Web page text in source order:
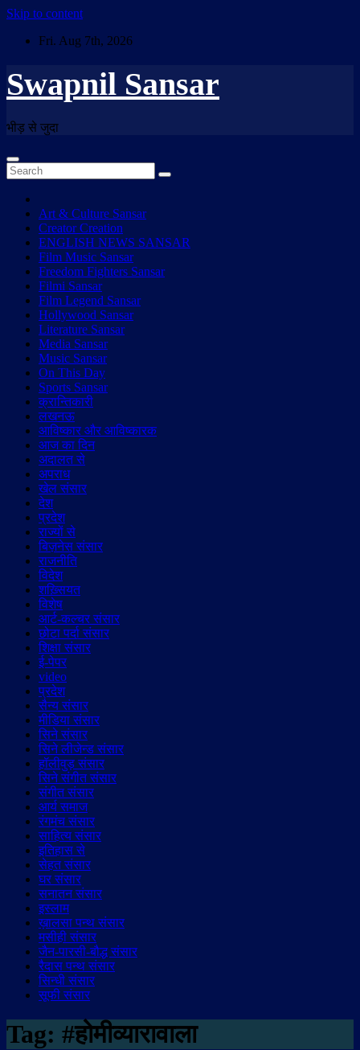
Skip to content
Fri. Aug 7th, 2026
Swapnil Sansar
भीड़ से जुदा
Art & Culture Sansar
Creator Creation
ENGLISH NEWS SANSAR
Film Music Sansar
Freedom Fighters Sansar
Filmi Sansar
Film Legend Sansar
Hollywood Sansar
Literature Sansar
Media Sansar
Music Sansar
On This Day
Sports Sansar
क्रान्तिकारी
लखनऊ
आविष्कार और आविष्कारक
आज का दिन
अदालत से
अपराध
खेल संसार
देश
प्रदेश
राज्यों से
बिज़नेस संसार
राजनीति
विदेश
शख़्सियत
विशेष
आर्ट-कल्चर संसार
छोटा पर्दा संसार
शिक्षा संसार
ई-पेपर
video
प्रदेश
सैन्य संसार
मीडिया संसार
सिने संसार
सिने लीजेन्ड संसार
हॉलीवुड़ संसार
सिने संगीत संसार
संगीत संसार
आर्य समाज
रंगमंच संसार
साहित्य संसार
इतिहास से
सेहत संसार
घर संसार
सनातन संसार
इस्लाम
ख़ालसा पन्थ संसार
मसीही संसार
जैन-पारसी-बौद्ध संसार
रैदास पन्थ संसार
सिन्धी संसार
सूफी संसार
Tag: #होमीव्यारावाला